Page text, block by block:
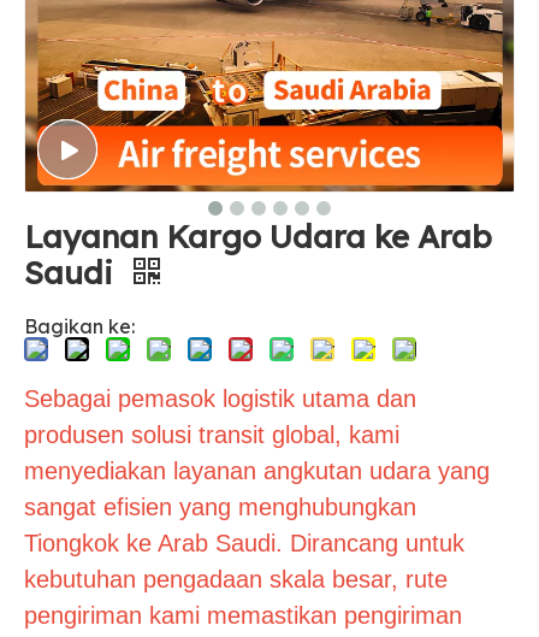
Layanan Kargo Udara ke Arab
Saudi
Bagikan ke:
Sebagai pemasok logistik utama dan
produsen solusi transit global, kami
menyediakan layanan angkutan udara yang
sangat efisien yang menghubungkan
Tiongkok ke Arab Saudi. Dirancang untuk
kebutuhan pengadaan skala besar, rute
pengiriman kami memastikan pengiriman